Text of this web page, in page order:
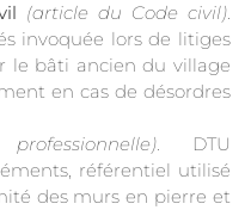
(article du Code civil).
invoquée lors de litiges
le bâti ancien du village
en cas de désordres
. DTU
référentiel utilisé
des murs en pierre et